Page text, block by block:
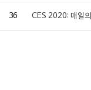
36 CES 2020: 매일